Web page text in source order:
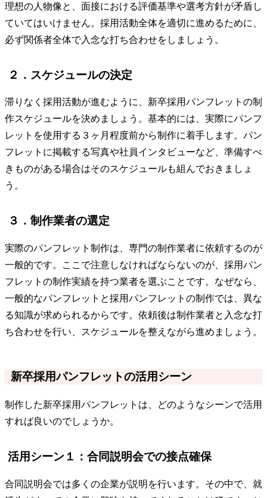
理想の人物像と、面接における評価基準や選考方針が矛盾し
ていてはいけません。採用活動全体を適切に進めるために、
必ず関係者全体で入念な打ち合わせをしましょう。
２．スケジュールの決定
滞りなく採用活動が進むように、新卒採用パンフレットの制
作スケジュールを決めましょう。基本的には、実際にパンフ
レットを使用する３ヶ月程度前から制作に着手します。パン
フレットに掲載する写真や社員インタビューなど、準備すべ
きものがある場合はそのスケジュールも組んでおきましょ
う。
３．制作業者の選定
実際のパンフレット制作は、専門の制作業者に依頼するのが
一般的です。ここで注意しなければならないのが、採用パン
フレットの制作実績を持つ業者を選ぶことです。なぜなら、
一般的なパンフレットと採用パンフレットの制作では、異な
る知識が求められるからです。依頼後は制作業者と入念な打
ち合わせを行い、スケジュールを整えながら進めましょう。
新卒採用パンフレットの活用シーン
制作した新卒採用パンフレットは、どのようなシーンで活用
すれば良いのでしょうか。
活用シーン１：合同説明会での接点確保
合同説明会では多くの企業が説明を行います。その中で、就